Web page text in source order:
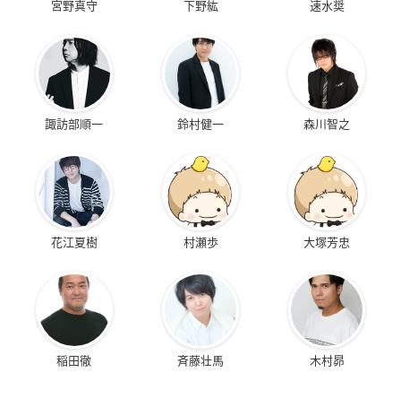
宮野真守 下野紘 速水奨
諏訪部順一 鈴村健一 森川智之
花江夏樹 村瀬歩 大塚芳忠
稲田徹 斉藤壮馬 木村昴